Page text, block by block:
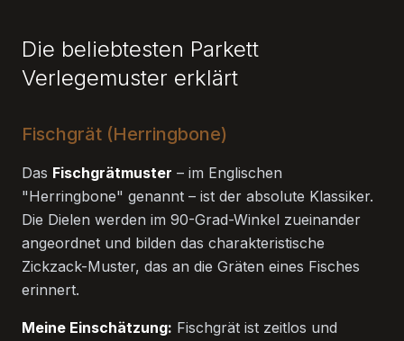
Die beliebtesten Parkett
Verlegemuster erklärt
Fischgrät (Herringbone)
Das Fischgrätmuster – im Englischen
"Herringbone" genannt – ist der absolute Klassiker.
Die Dielen werden im 90-Grad-Winkel zueinander
angeordnet und bilden das charakteristische
Zickzack-Muster, das an die Gräten eines Fisches
erinnert.
Meine Einschätzung: Fischgrät ist zeitlos und